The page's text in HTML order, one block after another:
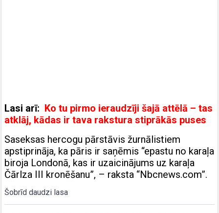
Lasi arī: Ko tu pirmo ieraudzīji šajā attēlā – tas
atklāj, kādas ir tava rakstura stiprākās puses
Saseksas hercogu pārstāvis žurnālistiem
apstiprināja, ka pāris ir saņēmis “epastu no karaļa
biroja Londonā, kas ir uzaicinājums uz karaļa
Čārlza III kronēšanu”, – raksta “Nbcnews.com”.
Šobrīd daudzi lasa